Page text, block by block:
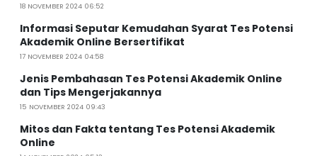
18 NOVEMBER 2024 06:52
Informasi Seputar Kemudahan Syarat Tes Potensi
Akademik Online Bersertifikat
17 NOVEMBER 2024 04:58
Jenis Pembahasan Tes Potensi Akademik Online
dan Tips Mengerjakannya
15 NOVEMBER 2024 09:43
Mitos dan Fakta tentang Tes Potensi Akademik
Online